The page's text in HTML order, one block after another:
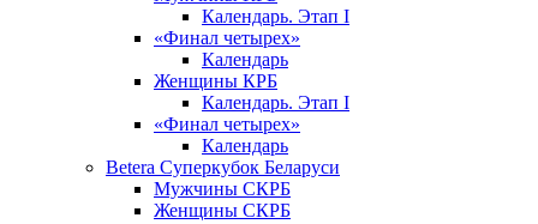
Календарь. Этап I
«Финал четырех»
Календарь
Женщины КРБ
Календарь. Этап I
«Финал четырех»
Календарь
Betera Суперкубок Беларуси
Мужчины СКРБ
Женщины СКРБ